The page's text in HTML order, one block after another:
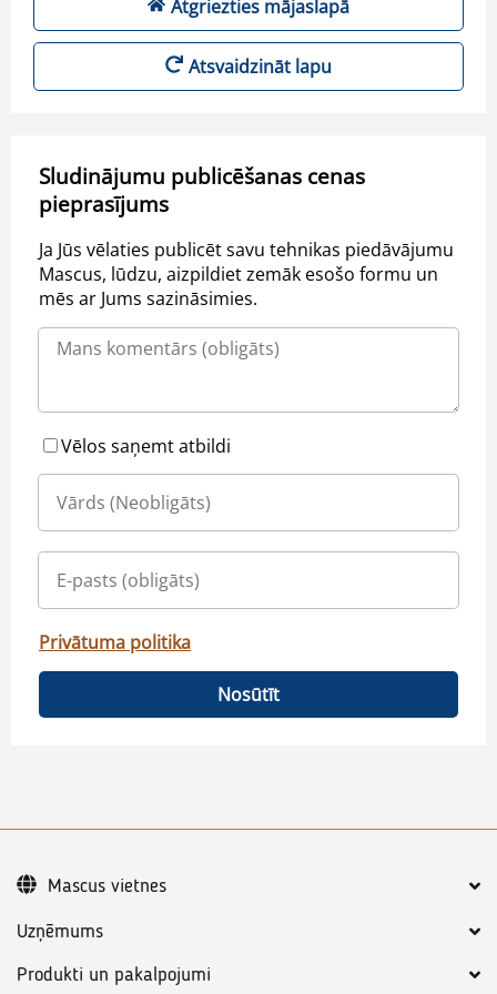
Atgriezties mājaslapā
Atsvaidzināt lapu
Sludinājumu publicēšanas cenas
pieprasījums
Ja Jūs vēlaties publicēt savu tehnikas piedāvājumu
Mascus, lūdzu, aizpildiet zemāk esošo formu un
mēs ar Jums sazināsimies.
Vēlos saņemt atbildi
Privātuma politika
Nosūtīt
Uzņēmums
Produkti un pakalpojumi
Mascus vietnes